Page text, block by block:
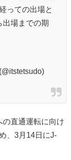
っての出場と
出場までの期
直通運転に向け
、3月14日にJ-